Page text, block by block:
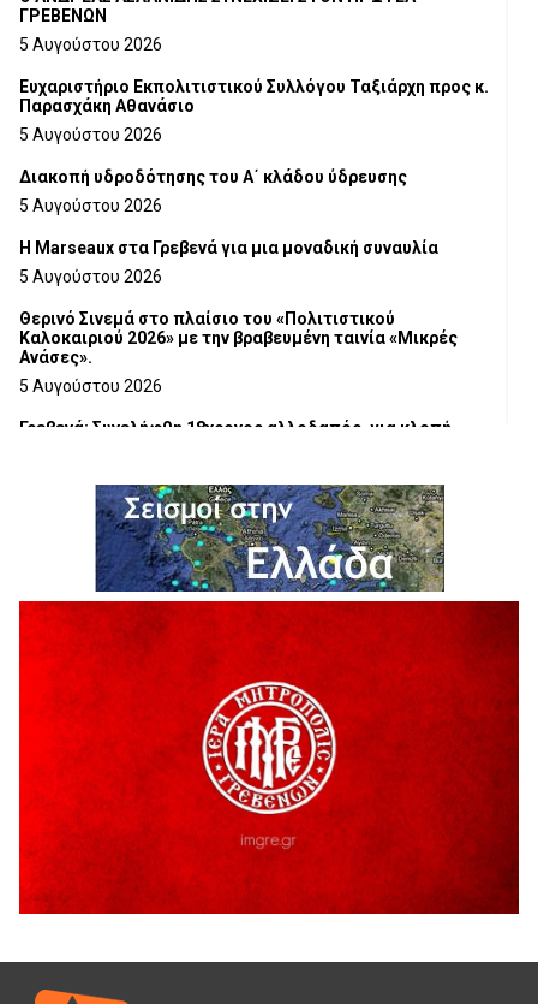
ΓΡΕΒΕΝΩΝ
5 Αυγούστου 2026
Ευχαριστήριο Εκπολιτιστικού Συλλόγου Ταξιάρχη προς κ.
Παρασχάκη Αθανάσιο
5 Αυγούστου 2026
Διακοπή υδροδότησης του Α΄ κλάδου ύδρευσης
5 Αυγούστου 2026
Η Marseaux στα Γρεβενά για μια μοναδική συναυλία
5 Αυγούστου 2026
Θερινό Σινεμά στο πλαίσιο του «Πολιτιστικού
Καλοκαιριού 2026» με την βραβευμένη ταινία «Μικρές
Ανάσες».
5 Αυγούστου 2026
Γρεβενά: Συνελήφθη 18χρονος αλλοδαπός, για κλοπή
ΑΗ ΛΑΟΣ | 5 Αυγούστου | Υπαίθριο Θέατρο “Καστράκι”,
5 Αυγούστου 2026
41η Γιορτή Κρασιού στο Τρίκωμο – «Γιορτή Παράδοσης»
5 Αυγούστου 2026
ΜΟΡΙΟΔΟΤΟΥΜΕΝΑ ΣΕΜΙΝΑΡΙΑ ΑΠΟ ΤΟ ΠΑΝΕΠΙΣΤΗΜΙΟ
ΠΕΙΡΑΙΑ
ΕΥΧΑΡΙΣΤΙΕΣ Φυσιολατρικού Συλλόγου Γρεβενών
4 Αυγούστου 2026
Έκτακτη χρηματοδότηση 400.000€ για επιπλέον εργασίες
στο Δημοτικό Στάδιο Γρεβενών «Μίλτος Τεντόγλου»
4 Αυγούστου 2026
4 Αυγούστου 2026